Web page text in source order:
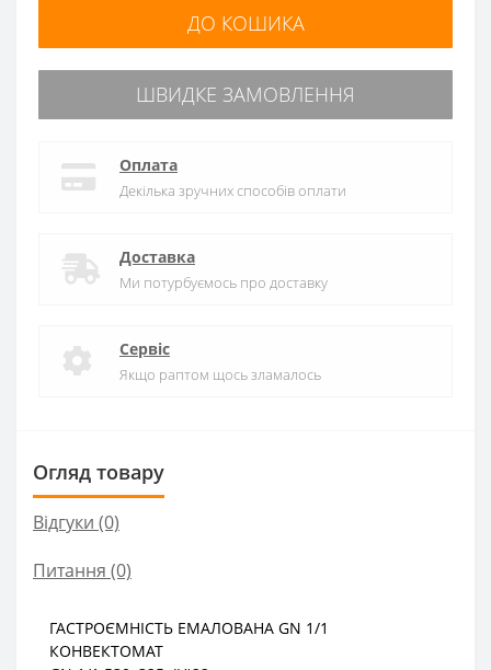
ДО КОШИКА
ШВИДКЕ ЗАМОВЛЕННЯ
Оплата
Декілька зручних способів оплати
Доставка
Ми потурбуємось про доставку
Сервіс
Якщо раптом щось зламалось
Огляд товару
Відгуки (0)
Питання (0)
ГАСТРОЄМНІСТЬ ЕМАЛОВАНА GN 1/1
КОНВЕКТОМАТ